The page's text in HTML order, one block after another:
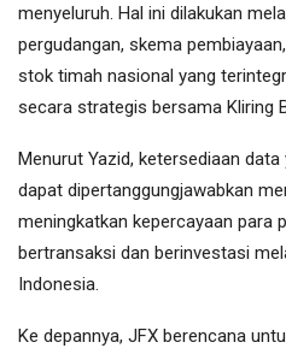
menyeluruh. Hal ini dilakukan
pergudangan, skema
stok timah nasional yang
secara strategis bersama Kliring
Menurut Yazid, ketersediaan
dapat dipertanggungjawabkan
meningkatkan kepercayaan para
bertransaksi dan berinvestasi
Indonesia.
Ke depannya, JFX berencana